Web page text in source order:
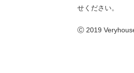
せください。
Ⓒ 2019